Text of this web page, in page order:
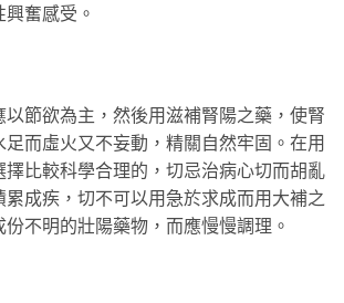
奮感受。
以節欲為主，然後用滋補腎陽之藥，使腎
足而虛火又不妄動，精關自然牢固。在用
擇比較科學合理的，切忌治病心切而胡亂
累成疾，切不可以用急於求成而用大補之
不明的壯陽藥物，而應慢慢調理。